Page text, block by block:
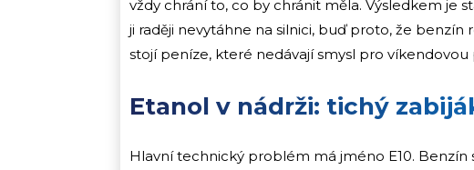
vždy chrání to, co by chránit měla. Výsledkem je
ji raději nevytáhne na silnici, buď proto, že
stojí peníze, které nedávají smysl pro víkendovou
Etanol v nádrži: tichý
Hlavní technický problém má jméno E10.